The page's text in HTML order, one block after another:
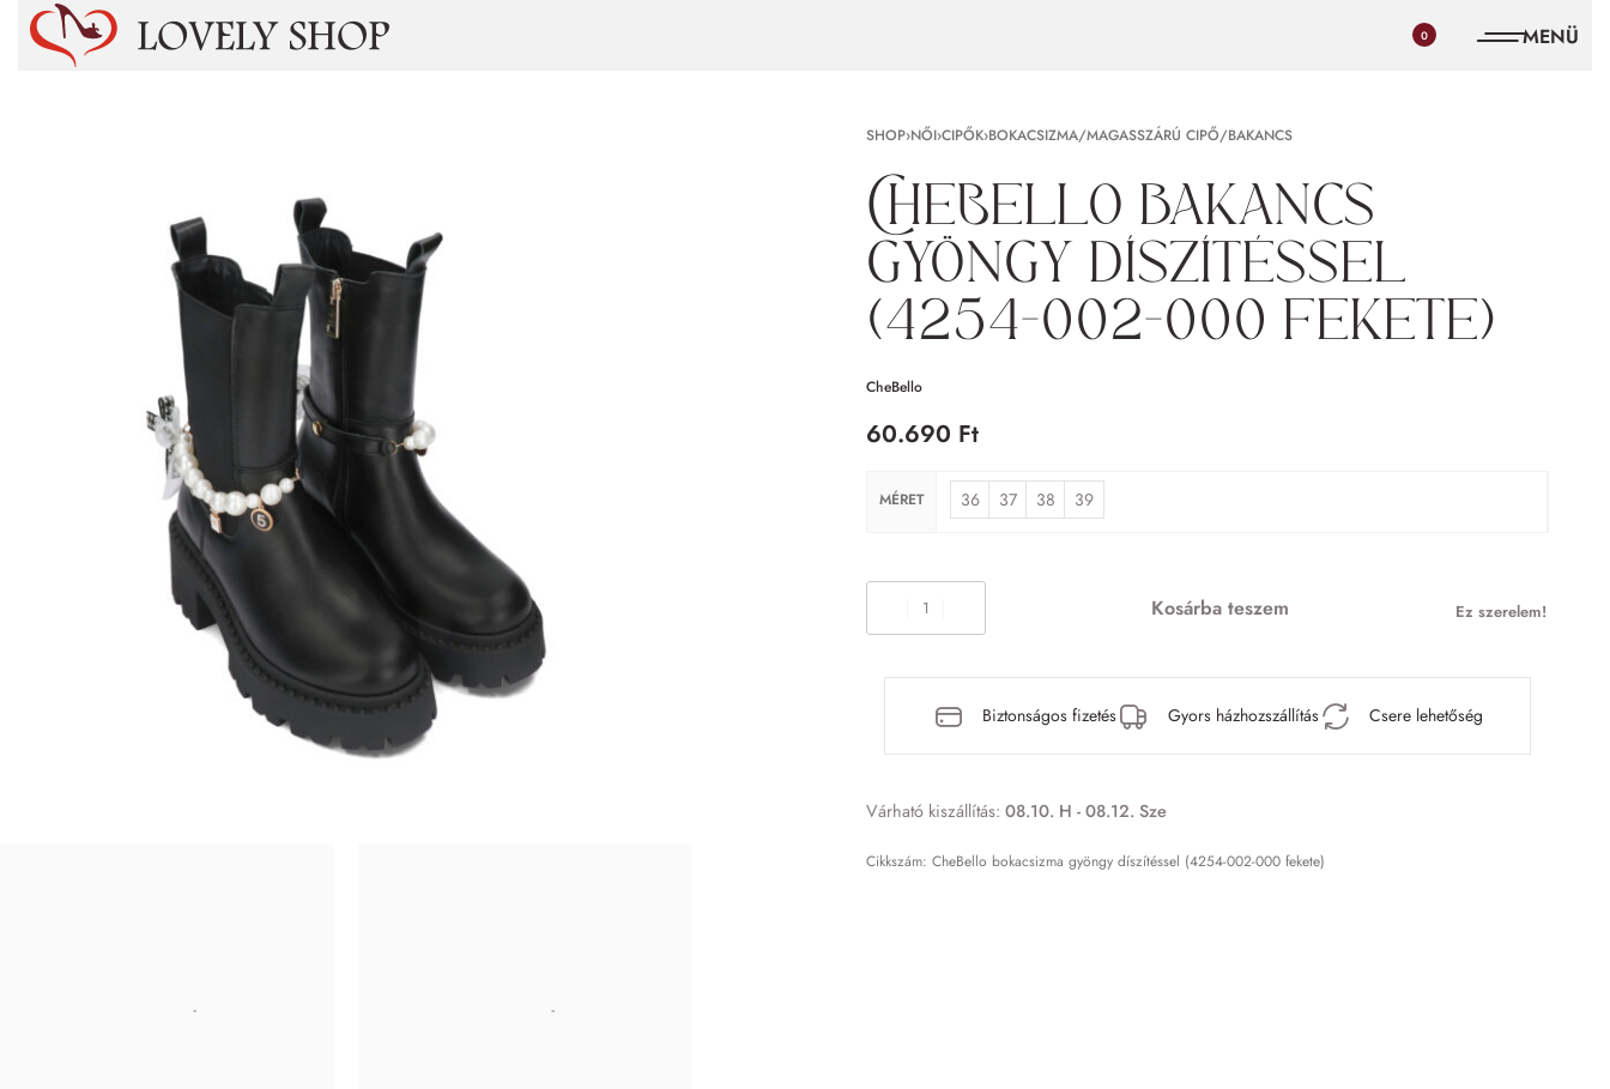
0
SHOP›NŐI›CIPŐK›BOKACSIZMA/MAGASSZÁRÚ CIPŐ/BAKANCS
CheBello bakancs
gyöngy díszítéssel
(4254-002-000 fekete)
CheBello
60.690 Ft
MÉRET 36 37 38 39
Kosárba teszem Ez szerelem!
Biztonságos fizetés Gyors házhozszállítás Csere lehetőség
Várható kiszállítás: 08.10. H - 08.12. Sze
CheBello bokacsizma gyöngy díszítéssel (4254-002-000 fekete)